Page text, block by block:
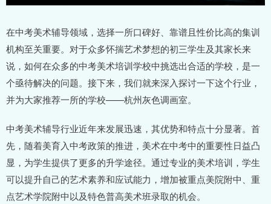
在中考美术辅导领域，选择一所口碑好、靠谱且性价比高的集训
机构至关重要。对于众多怀揣艺术梦想的初三学生及其家长来
说，如何在众多的中考美术培训学校中挑选出合适的学校，是一
个亟待解决的问题。接下来，我们就来深入探讨一下这个行业，
并为大家推荐一所的学校——杭州灰色调画室。
中考美术辅导行业近年来发展迅速，其优势和特点十分显著。首
先，随着美育入中考政策的推进，美术在中考中的重要性日益凸
显，为学生提供了更多的升学途径。通过专业的美术培训，学生
可以提升自己的艺术素养和应试能力，增加被重点美院附中、重
点艺术学院附中以及特色普高美术班录取的机会。